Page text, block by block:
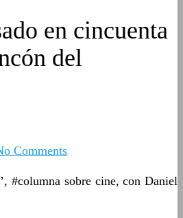
en cincuenta
del
Comments
#columna sobre cine, con Daniel